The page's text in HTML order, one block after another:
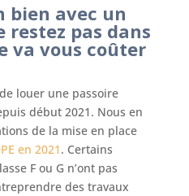
bien avec un
restez pas dans
va vous coûter
louer une passoire
début 2021. Nous en
de la mise en place
en 2021. Certains
F ou G n’ont pas
des travaux